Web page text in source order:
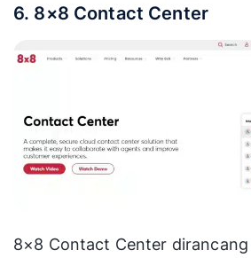
6. 8×8 Contact Center
8×8 Contact Center